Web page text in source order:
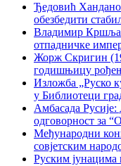
Ђедовић
обезбедити
Владимир
отпадничке
Жорж Скригин
годишњицу
Изложба „Руско
у Библиотеци
Амбасада
одговорност за
Међународни
совјетским
Руским јунацима